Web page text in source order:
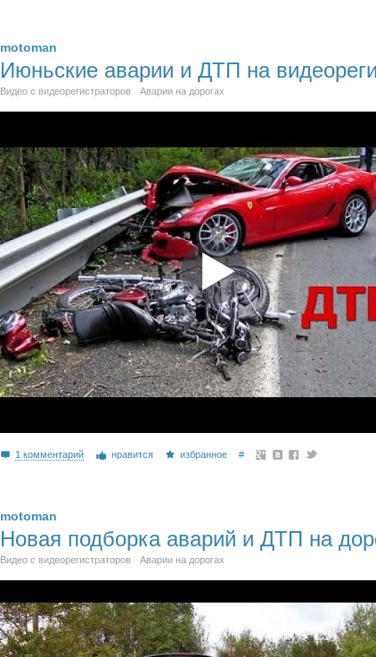
motoman
Июньские аварии и ДТП на
Видео с видеорегистраторов Аварии на дорогах
1 комментарий нравится избранное #
motoman
Новая подборка аварий и ДТП на
Видео с видеорегистраторов Аварии на дорогах